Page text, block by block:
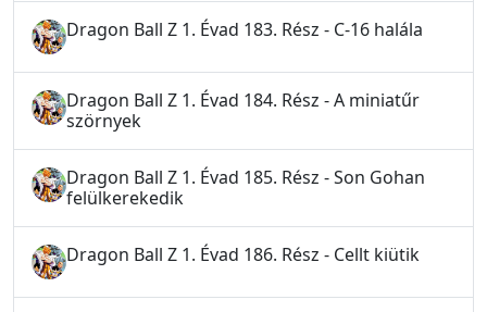
Dragon Ball Z 1. Évad 183. Rész - C-16 halála
Dragon Ball Z 1. Évad 184. Rész - A miniatűr
szörnyek
Dragon Ball Z 1. Évad 185. Rész - Son Gohan
felülkerekedik
Dragon Ball Z 1. Évad 186. Rész - Cellt kiütik